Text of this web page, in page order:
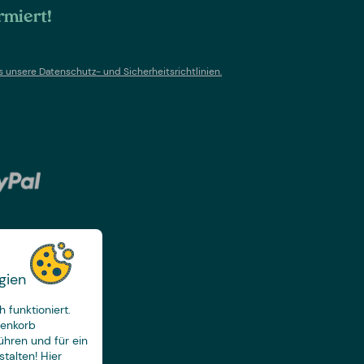
funktioniert.
und für ein
Hier
unsere Datenschutz- und Sicherheitsrichtlinien.